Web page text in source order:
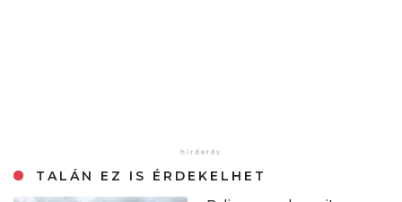
TALÁN EZ IS ÉRDEKELHET